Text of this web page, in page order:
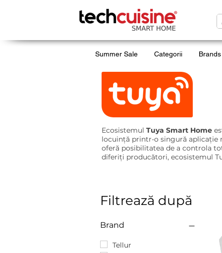
Summer Sale Categorii
Dispozitive Smart
Ecosistemul Tuya Smart Home
locuință printr-o singură aplicație
oferă posibilitatea de a controla
diferiți producători, ecosistemul
Filtrează după
Brand
Tellur